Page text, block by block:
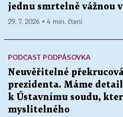
jednu smrtelně vážnou
29. 7. 2026 ▪ 4 min. čtení
PODCAST PODPÁSOVKA
Neuvěřitelné
prezidenta. Máme
k Ústavnímu soudu,
myslitelného